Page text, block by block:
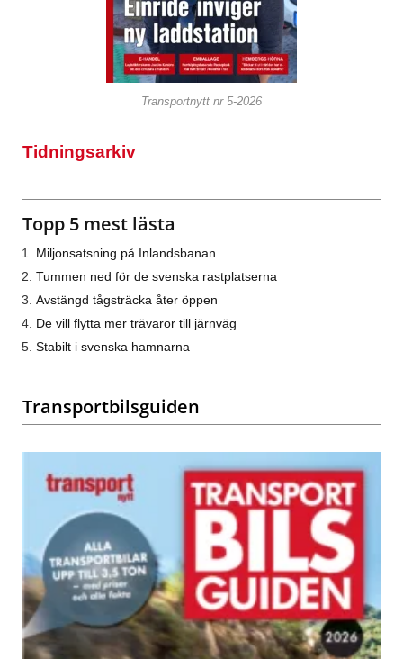
Transportnytt nr 5-2026
Tidningsarkiv
Topp 5 mest lästa
Miljonsatsning på Inlandsbanan
Tummen ned för de svenska rastplatserna
Avstängd tågsträcka åter öppen
De vill flytta mer trävaror till järnväg
Stabilt i svenska hamnarna
Transportbilsguiden